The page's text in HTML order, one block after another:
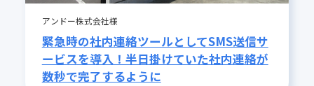
アンドー株式会社様
緊急時の社内連絡ツールとしてSMS送信サ
ービスを導入！半日掛けていた社内連絡が
数秒で完了するように